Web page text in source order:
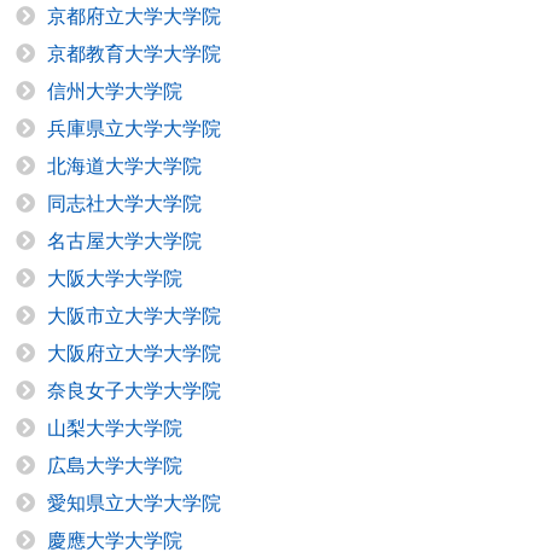
京都府立大学大学院
京都教育大学大学院
信州大学大学院
兵庫県立大学大学院
北海道大学大学院
同志社大学大学院
名古屋大学大学院
大阪大学大学院
大阪市立大学大学院
大阪府立大学大学院
奈良女子大学大学院
山梨大学大学院
広島大学大学院
愛知県立大学大学院
慶應大学大学院